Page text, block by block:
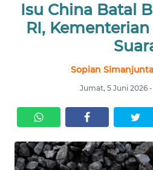
Isu China Batal
RI,
Sopian
Jumat, 5 Juni 2026
NASIONAL
KRIMINAL
EKUIN